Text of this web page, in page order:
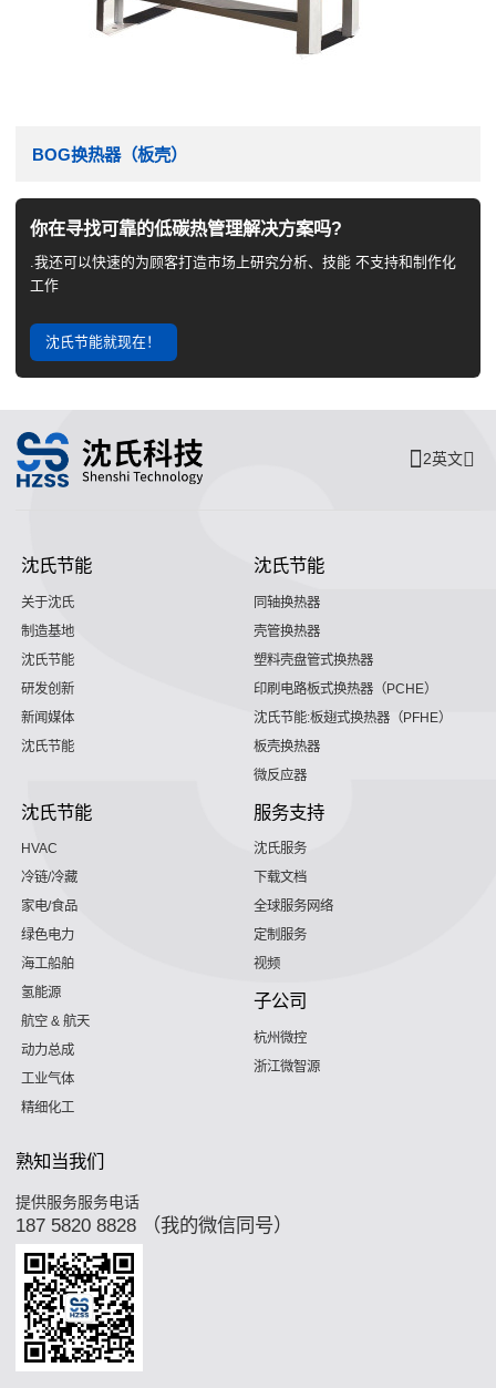
BOG换热器（板壳）
你在寻找可靠的低碳热管理解决方案吗?
.我还可以快速的为顾客打造市场上研究分析、技能 不支持和制作化
工作
沈氏节能就现在！
2英文
沈氏节能
关于沈氏
制造基地
沈氏节能
研发创新
新闻媒体
沈氏节能
沈氏节能
同轴换热器
壳管换热器
塑料壳盘管式换热器
印刷电路板式换热器（PCHE）
沈氏节能:板翅式换热器（PFHE）
板壳换热器
微反应器
沈氏节能
HVAC
冷链/冷藏
家电/食品
绿色电力
海工船舶
氢能源
航空 & 航天
动力总成
工业气体
精细化工
服务支持
沈氏服务
下载文档
全球服务网络
定制服务
视频
子公司
杭州微控
浙江微智源
熟知当我们
提供服务服务电话
187 5820 8828 （我的微信同号）